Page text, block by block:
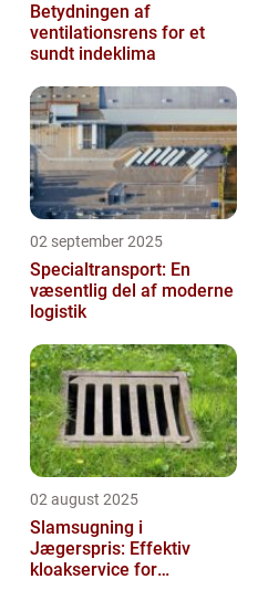
Betydningen af
ventilationsrens for et
sundt indeklima
02 september 2025
Specialtransport: En
væsentlig del af moderne
logistik
02 august 2025
Slamsugning i
Jægerspris: Effektiv
kloakservice for